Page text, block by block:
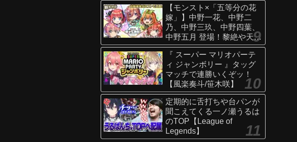
【モンスト×「五等分の花
嫁」】中野一花、中野二
乃、中野三玖、中野四葉、
中野五月 登場！黎絶や天魔
の孤城〜空中庭園〜などで
活躍！オリジナルSSにも注
目！【新キャラ使ってみた
｜モンスト公式】
『 スーパー マリオパーテ
ィ ジャンボリー 』タッグ
マッチで連勝いくぞッ！
【風楽奏斗/笹木咲】
定期的に舌打ちや台パンが
聞こえてくる一ノ瀬うるは
のTOP【League of
Legends】